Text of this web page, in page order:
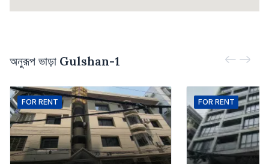
অনুরূপ ভাড়া Gulshan-1
FOR RENT FOR RENT